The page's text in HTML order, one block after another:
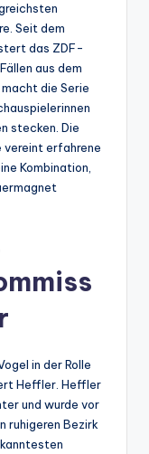
Seit dem
das ZDF-
aus dem
die Serie
stecken. Die
vereint erfahrene
Kombination,
in der Rolle
Heffler. Heffler
und wurde vor
ruhigeren Bezirk